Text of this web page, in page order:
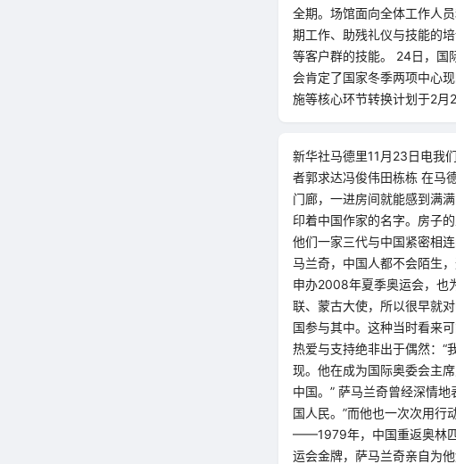
全期。场馆面向全体工作人
期工作、助残礼仪与技能的
等客户群的技能。 24日，国
会肯定了国家冬季两项中心
施等核心环节转换计划于2月
新华社马德里11月23日电我
者郭求达冯俊伟田栋栋 在马
门廊，一进房间就能感到满
印着中国作家的名字。房子
他们一家三代与中国紧密相
马兰奇，中国人都不会陌生
申办2008年夏季奥运会，也
联、蒙古大使，所以很早就
国参与其中。这种当时看来
热爱与支持绝非出于偶然：“
现。他在成为国际奥委会主
中国。” 萨马兰奇曾经深情
国人民。”而他也一次次用行
——1979年，中国重返奥林
运会金牌，萨马兰奇亲自为